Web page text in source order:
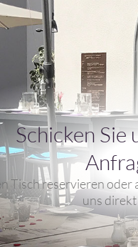
Schicken Sie
Tisch reservieren oder
uns